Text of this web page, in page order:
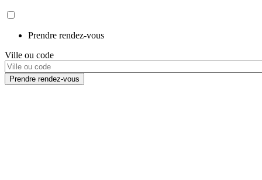
Prendre rendez-vous
Ville ou code